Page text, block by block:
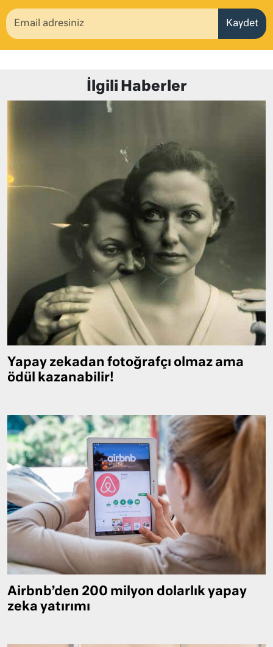
Kaydet
İlgili Haberler
Yapay zekadan fotoğrafçı olmaz ama
ödül kazanabilir!
Airbnb’den 200 milyon dolarlık yapay
zeka yatırımı